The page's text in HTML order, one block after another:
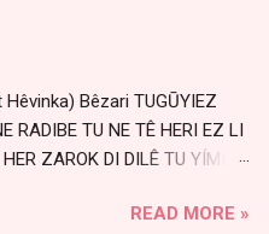
Bêzari TUGŪYIEZ
RADIBE TU NE TÊ HERI EZ LI
ZAROK DI DILÊ TU YÍMIN
yar içimden Bir kıza sevdalı
READ MORE »